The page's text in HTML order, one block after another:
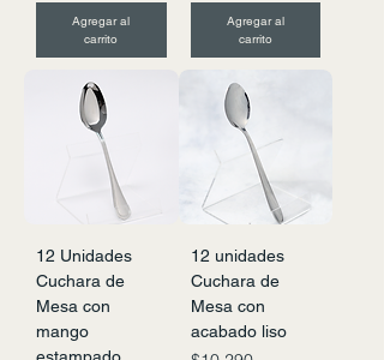
Agregar al
carrito
Agregar al
carrito
12 Unidades
Cuchara de
Mesa con
mango
estampado
12 unidades
Cuchara de
Mesa con
acabado liso